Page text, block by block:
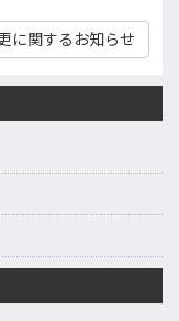
に関するお知らせ